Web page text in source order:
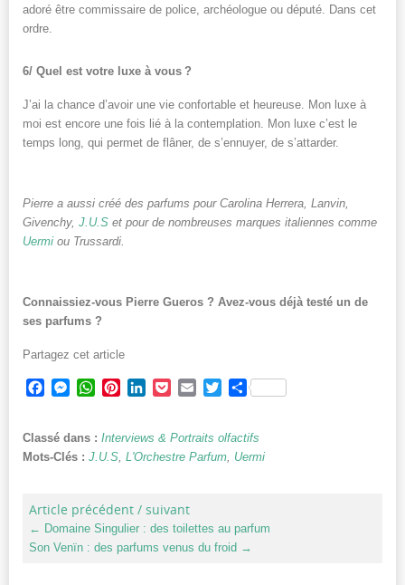
adoré être commissaire de police, archéologue ou député. Dans cet
ordre.
6/ Quel est votre luxe à vous ?
J’ai la chance d’avoir une vie confortable et heureuse. Mon luxe à
moi est encore une fois lié à la contemplation. Mon luxe c’est le
temps long, qui permet de flâner, de s’ennuyer, de s’attarder.
Pierre a aussi créé des parfums pour Carolina Herrera, Lanvin,
Givenchy, J.U.S et pour de nombreuses marques italiennes comme
Uermi ou Trussardi.
Connaissiez-vous Pierre Gueros ? Avez-vous déjà testé un de
ses parfums ?
Partagez cet article
Facebook
Messenger
WhatsApp
PinterestLinkedInPocketEmailTwitterPartager
Classé dans : Interviews & Portraits olfactifs
Mots-Clés : J.U.S, L'Orchestre Parfum, Uermi
Article précédent / suivant
← Domaine Singulier : des toilettes au parfum
Son Venïn : des parfums venus du froid →